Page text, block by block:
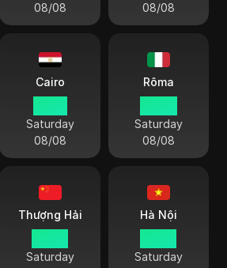
08/08
08/08
Cairo
Saturday
08/08
Rôma
Saturday
08/08
Thượng Hải
Saturday
Hà Nội
Saturday